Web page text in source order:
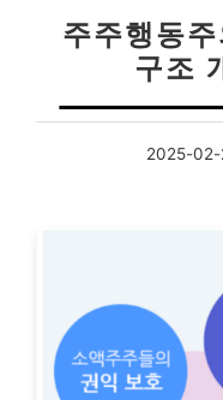
주주행동
구조
2025-02-